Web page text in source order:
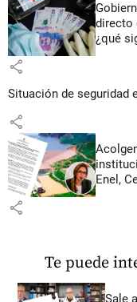
directo
¿qué
share
Situación de seguridad
share
Enel,
share
Te puede
Sale